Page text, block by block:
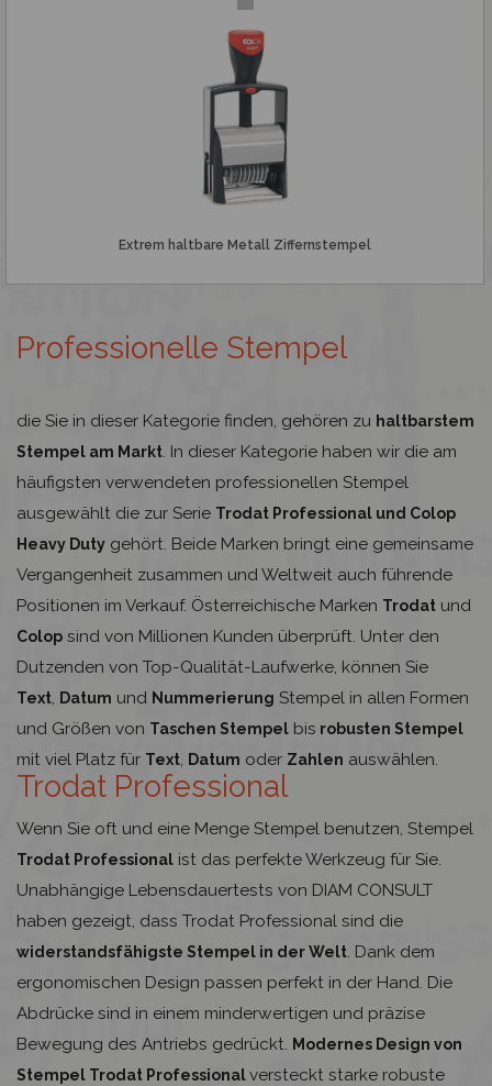
Extrem haltbare Metall Ziffernstempel
Professionelle Stempel
die Sie in dieser Kategorie finden, gehören zu haltbarstem
Stempel am Markt. In dieser Kategorie haben wir die am
häufigsten verwendeten professionellen Stempel
ausgewählt die zur Serie Trodat Professional und Colop
Heavy Duty gehört. Beide Marken bringt eine gemeinsame
Vergangenheit zusammen und Weltweit auch führende
Positionen im Verkauf. Österreichische Marken Trodat und
Colop sind von Millionen Kunden überprüft. Unter den
Dutzenden von Top-Qualität-Laufwerke, können Sie
Text, Datum und Nummerierung Stempel in allen Formen
und Größen von Taschen Stempel bis robusten Stempel
mit viel Platz für Text, Datum oder Zahlen auswählen.
Trodat Professional
Wenn Sie oft und eine Menge Stempel benutzen, Stempel
Trodat Professional ist das perfekte Werkzeug für Sie.
Unabhängige Lebensdauertests von DIAM CONSULT
haben gezeigt, dass Trodat Professional sind die
widerstandsfähigste Stempel in der Welt. Dank dem
ergonomischen Design passen perfekt in der Hand. Die
Abdrücke sind in einem minderwertigen und präzise
Bewegung des Antriebs gedrückt. Modernes Design von
Stempel Trodat Professionalversteckt starke robuste